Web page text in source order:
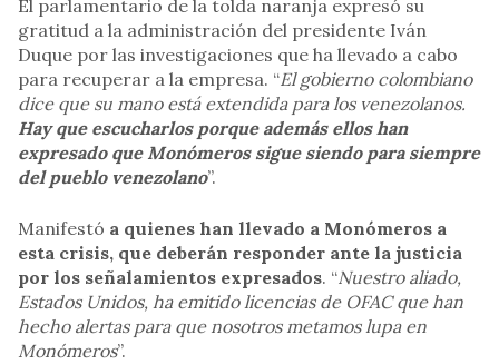
El parlamentario de la tolda naranja expresó su
gratitud a la administración del presidente Iván
Duque por las investigaciones que ha llevado a cabo
para recuperar a la empresa. “El gobierno colombiano
dice que su mano está extendida para los venezolanos.
Hay que escucharlos porque además ellos han
expresado que Monómeros sigue siendo para siempre
del pueblo venezolano”.
Manifestó a quienes han llevado a Monómeros a
esta crisis, que deberán responder ante la justicia
por los señalamientos expresados. “Nuestro aliado,
Estados Unidos, ha emitido licencias de OFAC que han
hecho alertas para que nosotros metamos lupa en
Monómeros”.